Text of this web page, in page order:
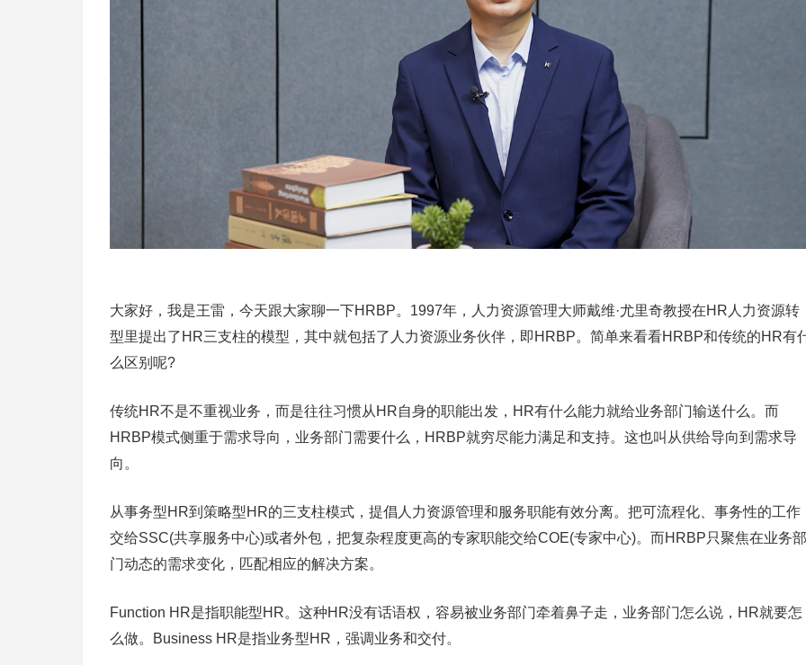
大家好，我是王雷，今天跟大家聊一下HRBP。1997年，人力资源管理大师戴维·尤里奇教授在HR人力资源转
型里提出了HR三支柱的模型，其中就包括了人力资源业务伙伴，即HRBP。简单来看看HRBP和传统的HR有
么区别呢?
传统HR不是不重视业务，而是往往习惯从HR自身的职能出发，HR有什么能力就给业务部门输送什么。而
HRBP模式侧重于需求导向，业务部门需要什么，HRBP就穷尽能力满足和支持。这也叫从供给导向到需求导
向。
从事务型HR到策略型HR的三支柱模式，提倡人力资源管理和服务职能有效分离。把可流程化、事务性的工作
交给SSC(共享服务中心)或者外包，把复杂程度更高的专家职能交给COE(专家中心)。而HRBP只聚焦在业务部
门动态的需求变化，匹配相应的解决方案。
Function HR是指职能型HR。这种HR没有话语权，容易被业务部门牵着鼻子走，业务部门怎么说，HR就要怎
么做。Business HR是指业务型HR，强调业务和交付。